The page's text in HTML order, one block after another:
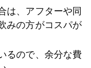
は、アフターや同
みの方がコスパが
るので、余分な費